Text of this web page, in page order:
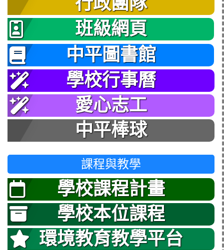
班級網頁
中平圖書館
學校行事曆
愛心志工
中平棒球
課程與教學
學校課程計畫
學校本位課程
環境教育教學平台